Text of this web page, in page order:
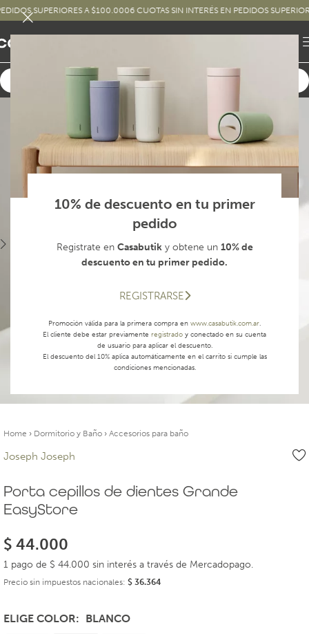
10% de descuento en tu primer
pedido
Registrate en Casabutiky obtene un 10% de
descuento en tu primer pedido.
REGISTRARSE
Promoción válida para la primera compra en www.casabutik.com.ar.
El cliente debe estar previamente registrado y conectado en su cuenta
de usuario para aplicar el descuento.
El descuento del 10% aplica automáticamente en el carrito si cumple las
condiciones mencionadas.
SUPERIORES A $100.0006 CUOTAS SIN INTERÉS EN PEDIDOS SUPERIORES A
Home › Dormitorio y Baño › Accesorios para baño
Joseph Joseph
Porta cepillos de dientes Grande
EasyStore
$ 44.000
1 pago de $ 44.000 sin interés a través de Mercadopago.
Precio sin impuestos nacionales: $ 36.364
ELIGE COLOR BLANCO